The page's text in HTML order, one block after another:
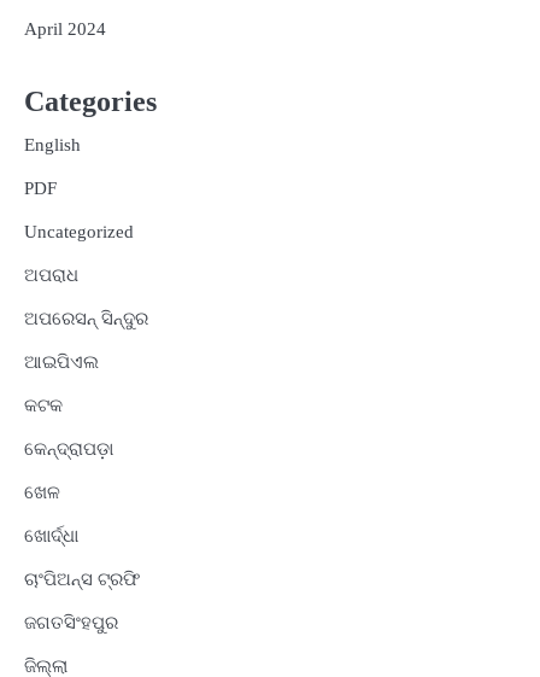
April 2024
Categories
English
PDF
Uncategorized
ଅପରାଧ
ଅପରେସନ୍ ସିନ୍ଦୁର
ଆଇପିଏଲ
କଟକ
କେନ୍ଦ୍ରାପଡ଼ା
ଖେଳ
ଖୋର୍ଦ୍ଧା
ଚାଂପିଅନ୍ସ ଟ୍ରଫି
ଜଗତସିଂହପୁର
ଜିଲ୍ଲା